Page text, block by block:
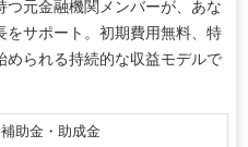
元金融機関メンバーが、あな
をサポート。初期費用無料、特
められる持続的な収益モデルで
助金・助成金